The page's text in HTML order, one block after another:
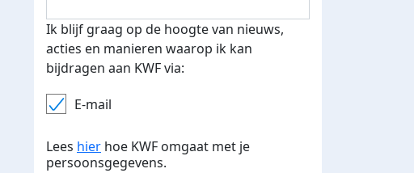
Ik blijf graag op de hoogte van nieuws,
acties en manieren waarop ik kan
bijdragen aan KWF via:
E-mail
Lees hier hoe KWF omgaat met je
persoonsgegevens.